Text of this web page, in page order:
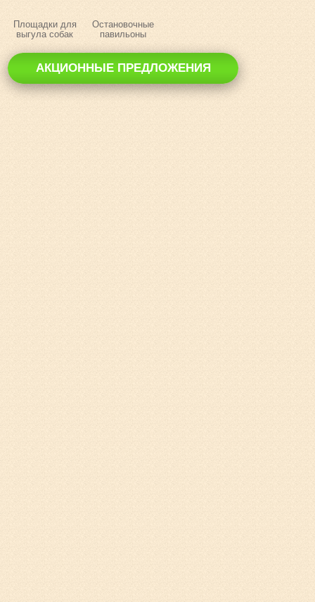
Площадки для
выгула собак
Остановочные
павильоны
АКЦИОННЫЕ ПРЕДЛОЖЕНИЯ